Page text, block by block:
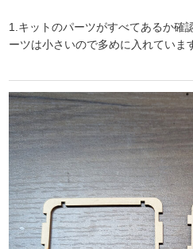
1.キットのパーツがすべてあるか確
ーツは小さいので多めに入れていま